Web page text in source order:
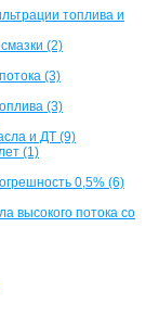
топлива и
(2)
(3)
(3)
и ДТ (9)
(1)
0,5% (6)
высокого потока со